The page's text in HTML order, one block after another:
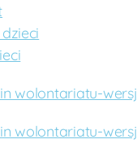
wolontariatu-
wolontariatu-